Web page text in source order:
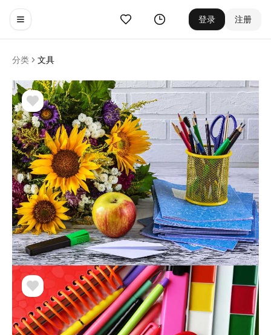
Toggle navigation menu
收藏 历史 登录 注册
分类 文具